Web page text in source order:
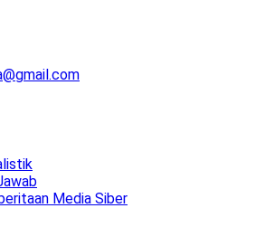
Media Siber